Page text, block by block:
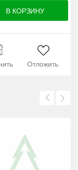
Отложить